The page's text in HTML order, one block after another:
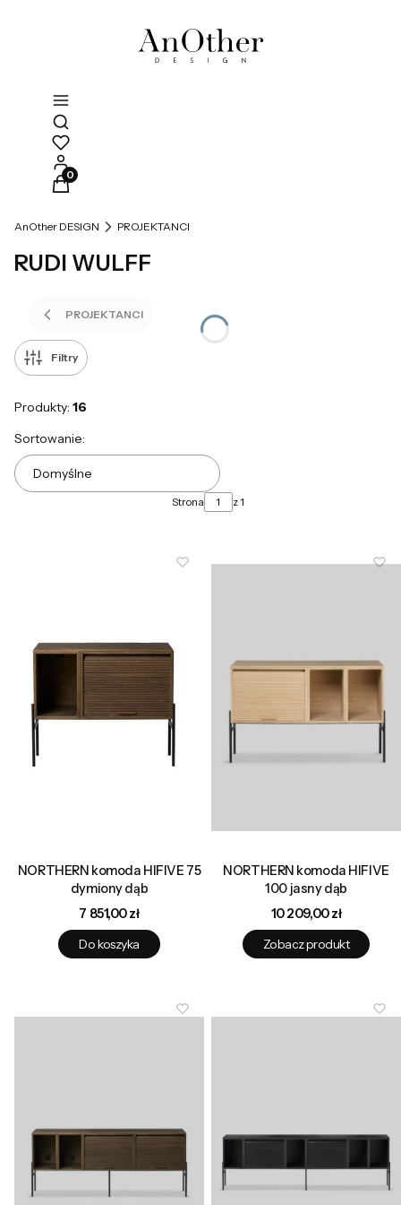
Otwórz wyszukiwarkę
Produkty w koszyku: 0. Zobacz szczegóły
AnOther DESIGN PROJEKTANCI
RUDI WULFF
PROJEKTANCI
Filtry
Produkty: 16
Lista produktów
Sortowanie:
Domyślne
Strona z 1
NORTHERN komoda HIFIVE 75
dymiony dąb
Cena
7 851,00 zł
Do koszyka
NORTHERN komoda HIFIVE
100 jasny dąb
Cena
10 209,00 zł
Zobacz produkt